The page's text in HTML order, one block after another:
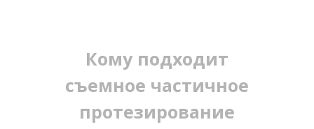
Кому подходит
съемное частичное
протезирование